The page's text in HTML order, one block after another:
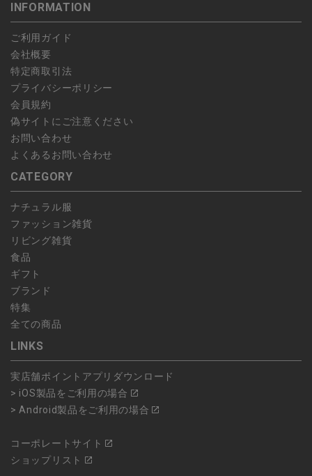
します。
予約商品など一部キャンセルが出来ない場合がございます。あら
かじめご了承ください。
こちら よりご依頼ください。
INFORMATION
ご利用ガイド
会社概要
特定商取引法
プライバシーポリシー
会員規約
偽サイトにご注意ください
お問い合わせ
よくあるお問い合わせ
CATEGORY
ナチュラル服
ファッション雑貨
リビング雑貨
食品
ギフト
ブランド
特集
全ての商品
LINKS
実店舗ポイントアプリダウンロード
> iOS製品をご利用の場合
> Android製品をご利用の場合
コーポレートサイト
ショップリスト